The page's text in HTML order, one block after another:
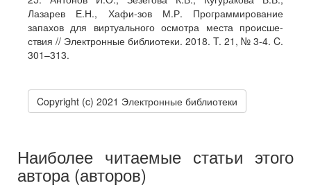
Лазарев Е.Н., Хафи-зов М.Р. Программирование
запахов для виртуального осмотра места происше-
ствия // Электронные библиотеки. 2018. T. 21, № 3-4. C.
301–313.
Copyright (c) 2021 Электронные библиотеки
Наиболее читаемые статьи этого
автора (авторов)